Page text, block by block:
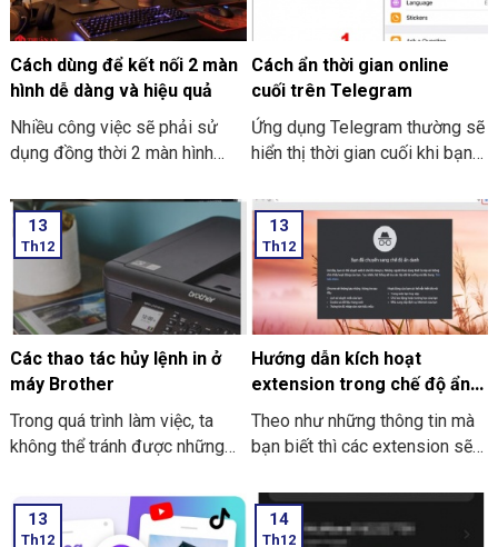
cách hướng dẫn bạn cách để
lấy lại file Excel chưa kịp lưu
đơn giản và dễ thực hiện.
COMPUTER sẽ chia sẻ với
bạn cách hướng dẫn thực hiện
cách tải và cài đặt Roblox trên
máy tính thật đơn giản.
Cách dùng để kết nối 2 màn
hình dễ dàng và hiệu quả
Nhiều công việc sẽ phải sử
dụng đồng thời 2 màn hình
tối ưu và nhanh hơn. Nhưng
cách dùng để kết nối 2 màn
hình dễ dàng và hiệu quả như
thế nào? Nếu bạn chưa biết thì
cùng Thiên Sơn Computer tìm
hiểu nhé.
Cách ẩn thời gian online
cuối trên Telegram
Ứng dụng Telegram thường sẽ
hiển thị thời gian cuối khi bạn
có thể ẩn thông tin này với các
thao tác đơn giản. Hãy cùng
THIÊN SƠN Computer tìm hiểu
cách làm sau nhé.
13
Th12
Các thao tác hủy lệnh in ở
máy Brother
Trong quá trình làm việc, ta
không thể tránh được những
Sẽ có lúc bạn lỡ tay nhấn in
nhầm, nhấn nhầm file hay là lỡ
13
Th12
Hướng dẫn kích hoạt
extension trong chế độ ẩn
danh ở Google Chrome
Theo như những thông tin mà
bạn biết thì các extension sẽ
tab ẩn danh ở trên Google
Chrome. Trong bài viết này
13
Th12
14
Th12